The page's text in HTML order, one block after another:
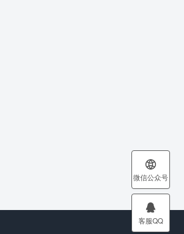

微信公众号

客服QQ